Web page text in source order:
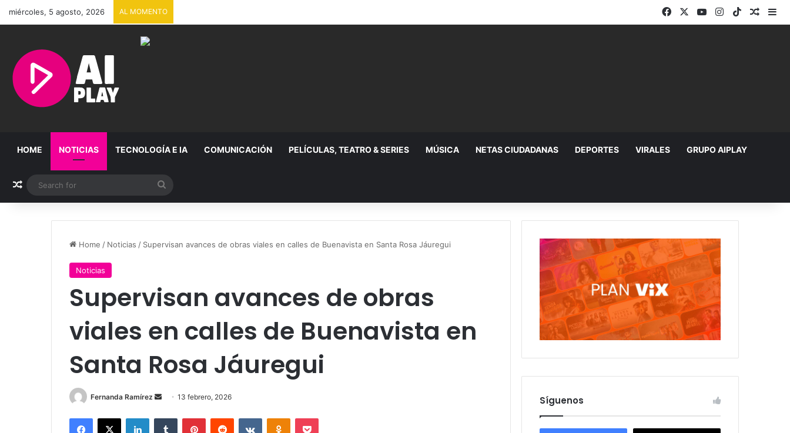
miércoles, 5 agosto, 2026 AL MOMENTO FacebookYouTubeInstagram
TikTok
HOME NOTICIAS TECNOLOGÍA E IA COMUNICACIÓN PELÍCULAS, TEATRO & SERIES MÚSICA NETAS CIUDADANAS DEPORTES VIRALES GRUPO AIPLAY
Random Article
for
Home / Noticias / Supervisan avances de obras viales en calles de Buenavista en Santa Rosa Jáuregui
Noticias
Supervisan avances de obras
viales en calles de Buenavista en
Santa Rosa Jáuregui
Fernanda Ramírez
Send
email
13 febrero, 2026
Facebook
X LinkedInTumblr PinterestReddit VKontakteOdnoklassniki
Pocket
Síguenos